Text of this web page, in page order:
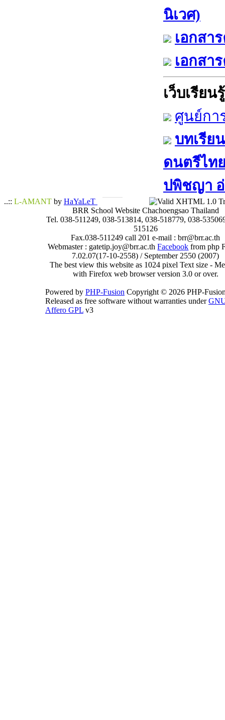
นิเวศ)
เอกสา
เอกสา
เว็บเรียนรู้
ศูนย์กา
บทเรีย
ดนตรีไท
ปพิชญา​ อ่
..:: L-AMANT by HaYaLeT
BRR School Website Chachoengsao Thailand
Tel. 038-511249, 038-513814, 038-518779, 038-
515126
Fax.038-511249 call 201 e-mail : brr@brr.ac.th
Webmaster : gatetip.joy@brr.ac.thFacebook from php
7.02.07(17-10-2558) / September 2550 (2007)
The best view this website as 1024 pixel Text size -
with Firefox web browser version 3.0 or over.
Powered by PHP-Fusion Copyright © 2026 PHP-
Released as free software without warranties under
Affero GPL v3